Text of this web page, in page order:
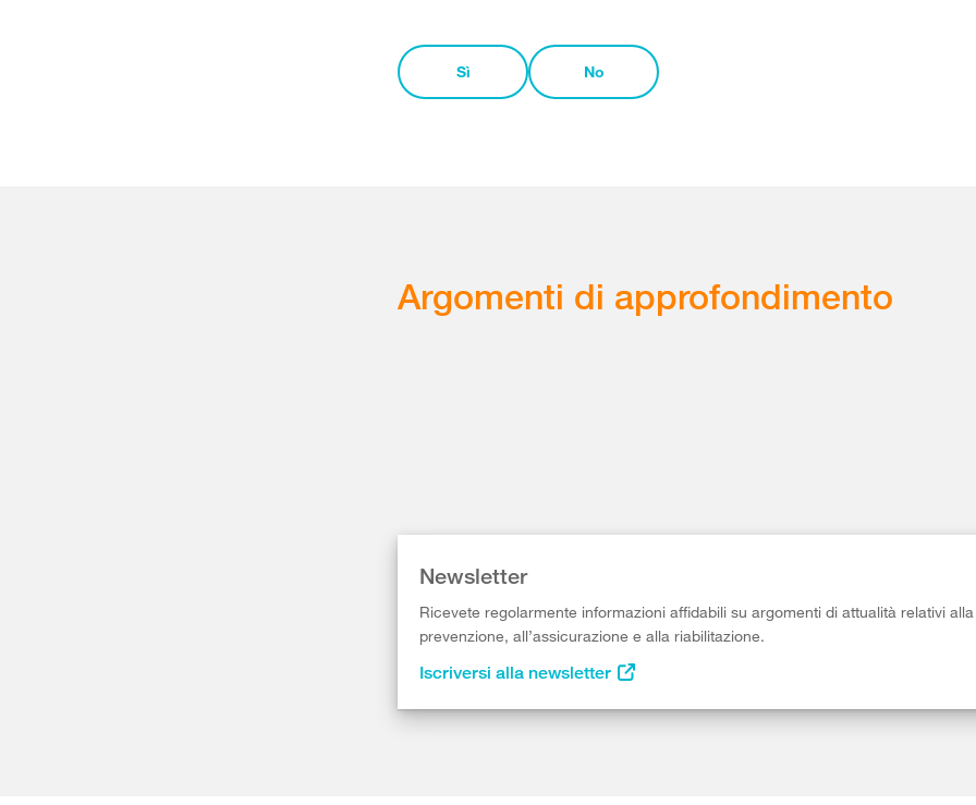
Sì No
Argomenti di approfondimento
Newsletter
Ricevete regolarmente informazioni affidabili su argomenti di attualità relativi alla
prevenzione, all’assicurazione e alla riabilitazione.
Iscriversi alla newsletter